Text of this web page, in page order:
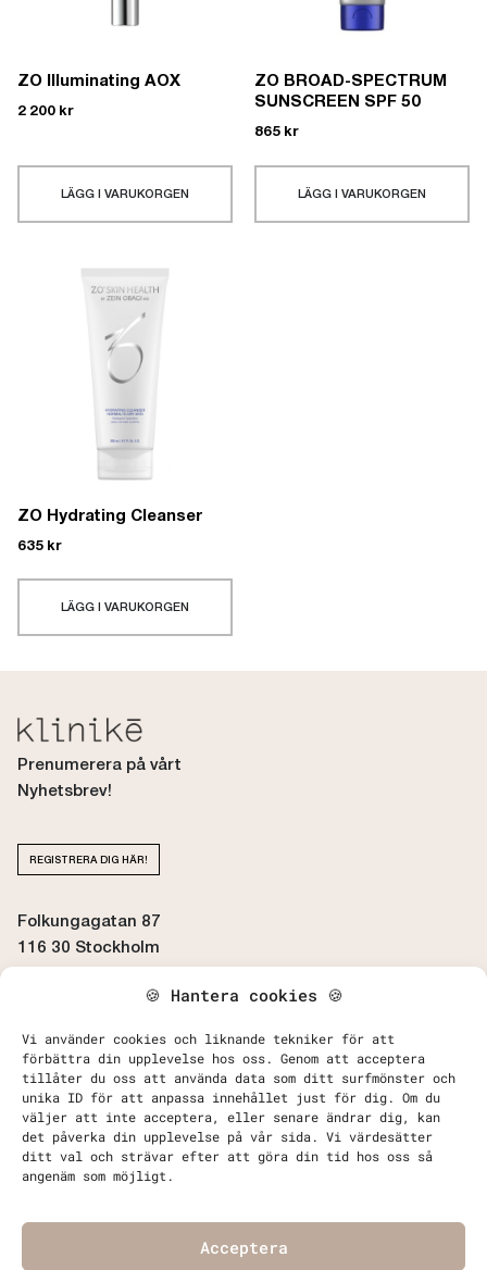
🍪 Hantera cookies 🍪
Vi använder cookies och liknande tekniker för att
förbättra din upplevelse hos oss. Genom att acceptera
tillåter du oss att använda data som ditt surfmönster och
unika ID för att anpassa innehållet just för dig. Om du
väljer att inte acceptera, eller senare ändrar dig, kan
det påverka din upplevelse på vår sida. Vi värdesätter
ditt val och strävar efter att göra din tid hos oss så
angenäm som möjligt.
Acceptera
ZO Illuminating AOX
2 200 kr
LÄGG I VARUKORGEN
ZO BROAD-SPECTRUM
SUNSCREEN SPF 50
865 kr
LÄGG I VARUKORGEN
ZO Hydrating Cleanser
635 kr
LÄGG I VARUKORGEN
Prenumerera på vårt
Nyhetsbrev!
REGISTRERA DIG HÄR!
Folkungagatan 87
116 30 Stockholm
Kontakta Oss
Behandlingar
FAQ - Vanliga frågor & svar